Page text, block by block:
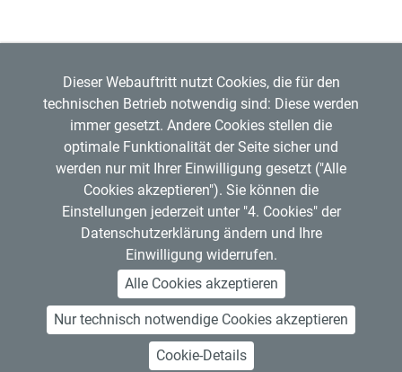
Regensburger Verkehrsverbund GmbH
VDV
Copyright © 2026 RVV
RVV-Kundenzentrum
Hemauerstr. 1, 93047 Regensburg
About UsContact UsLegal NoticePrivacy Policy
GDPR Art. 13 Information RequirementsAccessibility
Job Offers
Dieser Webauftritt nutzt Cookies, die für den
technischen Betrieb notwendig sind: Diese werden
immer gesetzt. Andere Cookies stellen die
optimale Funktionalität der Seite sicher und
werden nur mit Ihrer Einwilligung gesetzt ("Alle
Cookies akzeptieren"). Sie können die
Einstellungen jederzeit unter "4. Cookies" der
Datenschutzerklärung ändern und Ihre
Einwilligung widerrufen.
Alle Cookies akzeptieren
Nur technisch notwendige Cookies akzeptieren
Cookie-Details